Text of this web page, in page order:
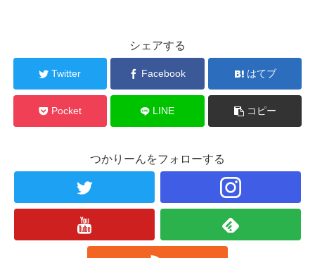
シェアする
Twitter Facebook はてブ
Pocket LINE コピー
つかりーんをフォローする